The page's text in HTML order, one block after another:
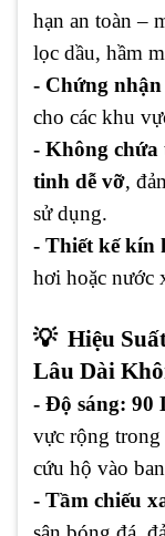
hạn an toàn –
lọc dầu, hầm
- Chứng
cho các khu
- Không
tinh dễ vỡ,
sử dụng.
- Thiết kế kín
hơi hoặc nước
💡 Hiệu
Lâu Dài
- Độ sáng: 90
vực rộng
cứu hộ vào
- Tầm chiếu